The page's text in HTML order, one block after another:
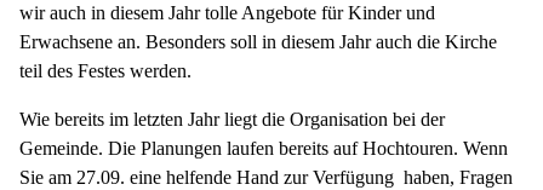
wir auch in diesem Jahr tolle Angebote für Kinder und
Erwachsene an. Besonders soll in diesem Jahr auch die Kirche
teil des Festes werden.
Wie bereits im letzten Jahr liegt die Organisation bei der
Gemeinde. Die Planungen laufen bereits auf Hochtouren. Wenn
Sie am 27.09. eine helfende Hand zur Verfügung haben, Fragen